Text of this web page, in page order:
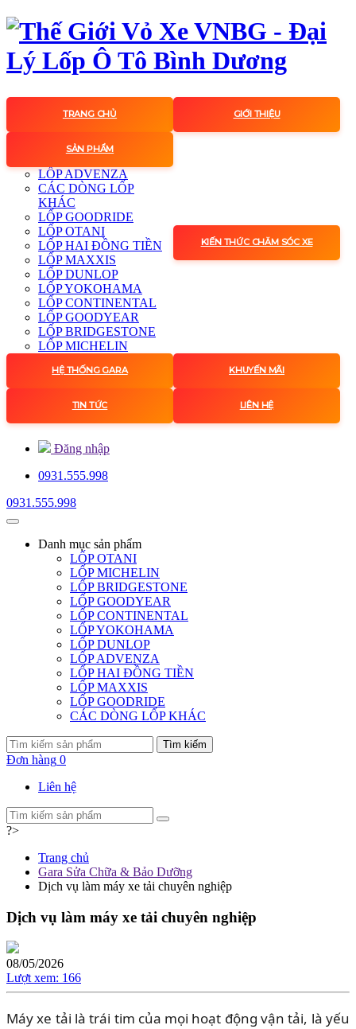
TRANG CHỦ GIỚI THIỆU
SẢN PHẨM
LỐP ADVENZA
CÁC DÒNG LỐP
KHÁC
LỐP GOODRIDE
LỐP OTANI
LỐP HAI ĐỒNG TIỀN
LỐP MAXXIS
LỐP DUNLOP
LỐP YOKOHAMA
LỐP CONTINENTAL
LỐP GOODYEAR
LỐP BRIDGESTONE
LỐP MICHELIN
KIẾN THỨC CHĂM SÓC XE
HỆ THỐNG GARA KHUYẾN MÃI
TIN TỨC LIÊN HỆ
Đăng nhập
0931.555.998
0931.555.998
Danh mục sản phẩm
LỐP OTANI
LỐP MICHELIN
LỐP BRIDGESTONE
LỐP GOODYEAR
LỐP CONTINENTAL
LỐP YOKOHAMA
LỐP DUNLOP
LỐP ADVENZA
LỐP HAI ĐỒNG TIỀN
LỐP MAXXIS
LỐP GOODRIDE
CÁC DÒNG LỐP KHÁC
Tìm kiếm
Đơn hàng 0
Liên hệ
?>
Trang chủ
Gara Sửa Chữa & Bảo Dưỡng
Dịch vụ làm máy xe tải chuyên nghiệp
Dịch vụ làm máy xe tải chuyên nghiệp
08/05/2026
Lượt xem: 166
Máy xe tải là trái tim của mọi hoạt động vận tải, là yếu